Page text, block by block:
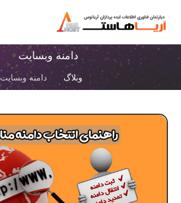
دامنه وبسایت
وبلاگ دامنه وبسایت